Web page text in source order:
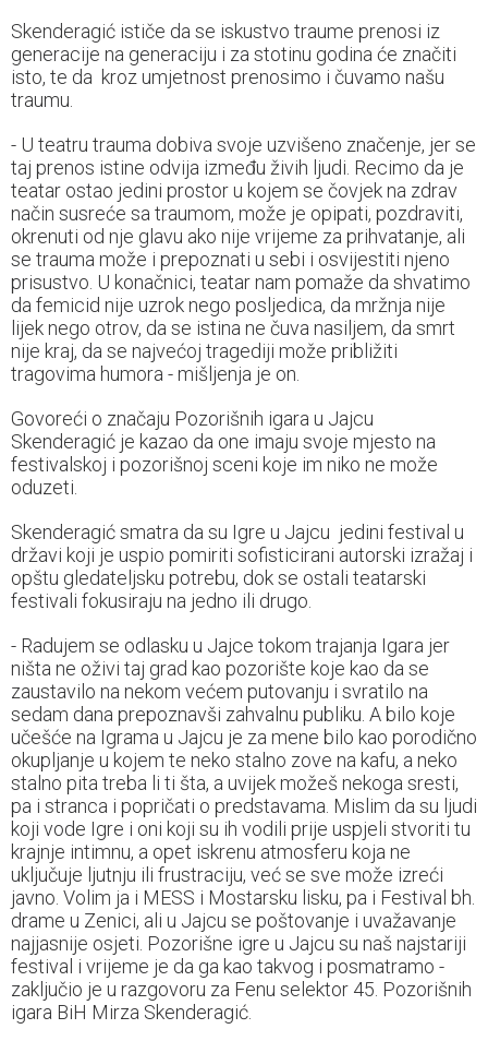
Skenderagić ističe da se iskustvo traume prenosi iz
generacije na generaciju i za stotinu godina će značiti
isto, te da kroz umjetnost prenosimo i čuvamo našu
traumu.
- U teatru trauma dobiva svoje uzvišeno značenje, jer se
taj prenos istine odvija između živih ljudi. Recimo da je
teatar ostao jedini prostor u kojem se čovjek na zdrav
način susreće sa traumom, može je opipati, pozdraviti,
okrenuti od nje glavu ako nije vrijeme za prihvatanje, ali
se trauma može i prepoznati u sebi i osvijestiti njeno
prisustvo. U konačnici, teatar nam pomaže da shvatimo
da femicid nije uzrok nego posljedica, da mržnja nije
lijek nego otrov, da se istina ne čuva nasiljem, da smrt
nije kraj, da se najvećoj tragediji može približiti
tragovima humora - mišljenja je on.
Govoreći o značaju Pozorišnih igara u Jajcu
Skenderagić je kazao da one imaju svoje mjesto na
festivalskoj i pozorišnoj sceni koje im niko ne može
oduzeti.
Skenderagić smatra da su Igre u Jajcu jedini festival u
državi koji je uspio pomiriti sofisticirani autorski izražaj i
opštu gledateljsku potrebu, dok se ostali teatarski
festivali fokusiraju na jedno ili drugo.
- Radujem se odlasku u Jajce tokom trajanja Igara jer
ništa ne oživi taj grad kao pozorište koje kao da se
zaustavilo na nekom većem putovanju i svratilo na
sedam dana prepoznavši zahvalnu publiku. A bilo koje
učešće na Igrama u Jajcu je za mene bilo kao porodično
okupljanje u kojem te neko stalno zove na kafu, a neko
stalno pita treba li ti šta, a uvijek možeš nekoga sresti,
pa i stranca i popričati o predstavama. Mislim da su ljudi
koji vode Igre i oni koji su ih vodili prije uspjeli stvoriti tu
krajnje intimnu, a opet iskrenu atmosferu koja ne
uključuje ljutnju ili frustraciju, već se sve može izreći
javno. Volim ja i MESS i Mostarsku lisku, pa i Festival bh.
drame u Zenici, ali u Jajcu se poštovanje i uvažavanje
najjasnije osjeti. Pozorišne igre u Jajcu su naš najstariji
festival i vrijeme je da ga kao takvog i posmatramo -
zaključio je u razgovoru za Fenu selektor 45. Pozorišnih
igara BiH Mirza Skenderagić.